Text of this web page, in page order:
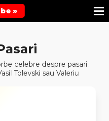
»
celebre despre pasari.
Tolevski sau Valeriu